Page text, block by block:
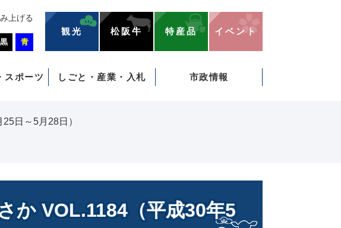
上げる
黒 青
観光 松阪牛 特産品 イベント
スポーツ しごと・産業・入札 市政情報
日～5月28日）
か VOL.1184（平成30年5